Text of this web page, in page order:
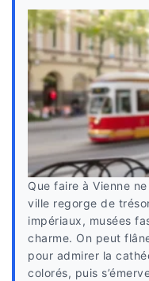
Que faire à Vienne
ville regorge de
impériaux, musées
charme. On peut
pour admirer la
colorés, puis